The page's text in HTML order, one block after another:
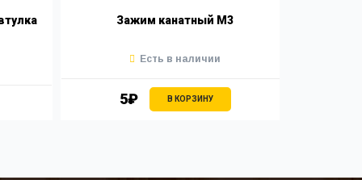
Зажим канатный М3
5₽ В КОРЗИНУ
Есть в наличии